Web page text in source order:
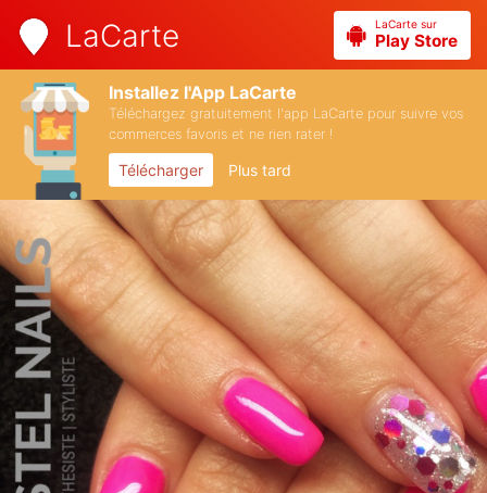
LaCarte LaCarte sur
Play Store
Installez l'App LaCarte
Téléchargez gratuitement l'app LaCarte pour suivre vos
commerces favoris et ne rien rater !
Télécharger Plus tard